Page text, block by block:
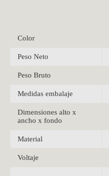
Color
Peso Neto
Peso Bruto
Medidas embalaje
Dimensiones alto x
ancho x fondo
Material
Voltaje